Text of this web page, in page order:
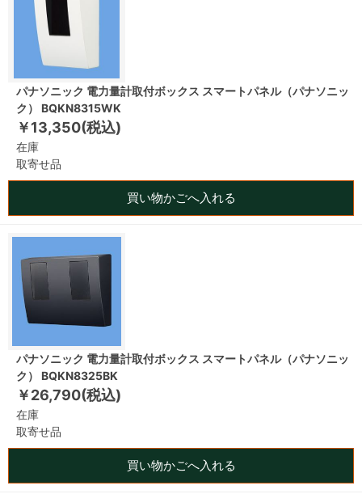
パナソニック 電力量計取付ボックス スマートパネル（パナソニッ
ク） BQKN8315WK
￥13,350(税込)
在庫
取寄せ品
買い物かごへ入れる
パナソニック 電力量計取付ボックス スマートパネル（パナソニッ
ク） BQKN8325BK
￥26,790(税込)
在庫
取寄せ品
買い物かごへ入れる